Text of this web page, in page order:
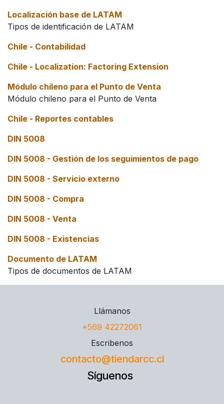
Localización base de LATAM
Tipos de identificación de LATAM
Chile - Contabilidad
Chile - Localization: Factoring Extension
Módulo chileno para el Punto de Venta
Módulo chileno para el Punto de Venta
Chile - Reportes contables
DIN 5008
DIN 5008 - Gestión de los seguimientos de pago
DIN 5008 - Servicio externo
DIN 5008 - Compra
DIN 5008 - Venta
DIN 5008 - Existencias
Documento de LATAM
Tipos de documentos de LATAM
Llámanos
+569 42272061
Escribenos
contacto@tiendarcc.cl
Síguenos